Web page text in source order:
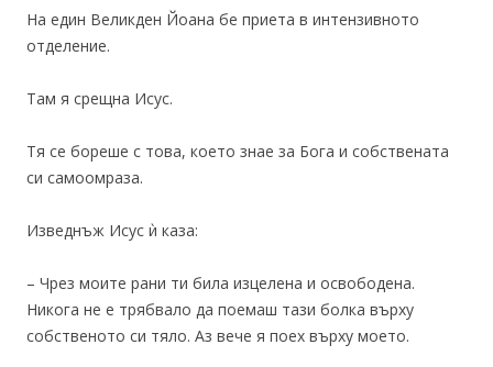
На един Великден Йоана бе приета в интензивното
отделение.
Там я срещна Исус.
Тя се бореше с това, което знае за Бога и собствената
си самоомраза.
Изведнъж Исус ѝ каза:
– Чрез моите рани ти била изцелена и освободена.
Никога не е трябвало да поемаш тази болка върху
собственото си тяло. Аз вече я поех върху моето.